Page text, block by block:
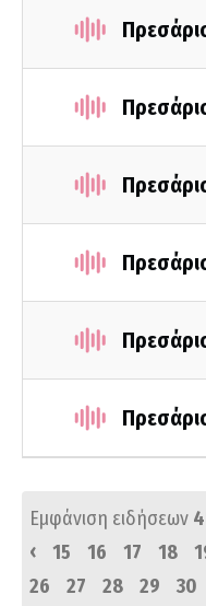
Εμφάνιση ειδήσεων
‹
15 16 17 18
26
27 28 29 30